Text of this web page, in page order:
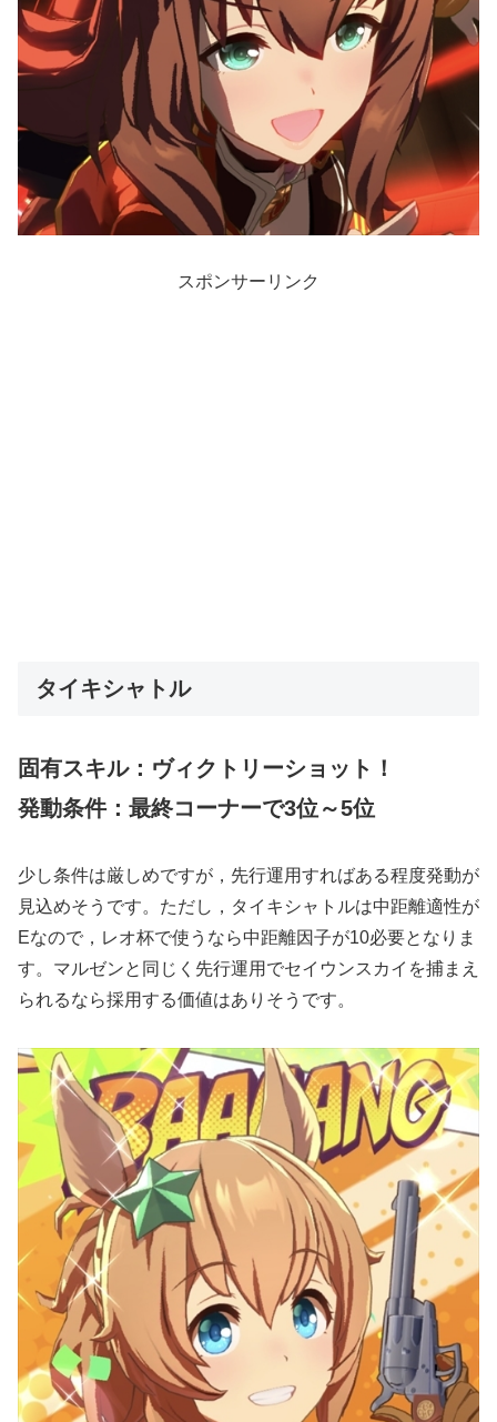
スポンサーリンク
タイキシャトル
固有スキル：ヴィクトリーショット！
発動条件：最終コーナーで3位～5位
少し条件は厳しめですが，先行運用すればある程度発動が
見込めそうです。ただし，タイキシャトルは中距離適性が
Eなので，レオ杯で使うなら中距離因子が10必要となりま
す。マルゼンと同じく先行運用でセイウンスカイを捕まえ
られるなら採用する価値はありそうです。